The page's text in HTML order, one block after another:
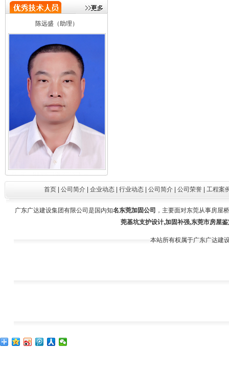
王建舒（施工员）
首页 公司简介 企业动态 行业动态 公司简介 公司荣誉 工程案
广东广达建设集团有限公司是国内知名东莞加固公司 ，主要面对东莞从事房屋
莞基坑支护设计,加固补强,东莞市房屋
本站所有权属于广东广达建